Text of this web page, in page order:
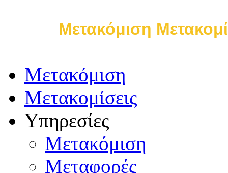
Μετακόμιση
Μετακόμιση
Μετακομίσεις
Υπηρεσίες
Μετακόμιση
Μεταφορές